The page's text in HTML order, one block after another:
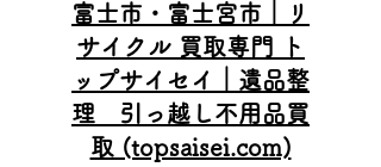
富士市・富士宮市｜リ
サイクル 買取専門 ト
ップサイセイ｜遺品整
理 引っ越し不用品買
取 (topsaisei.com)